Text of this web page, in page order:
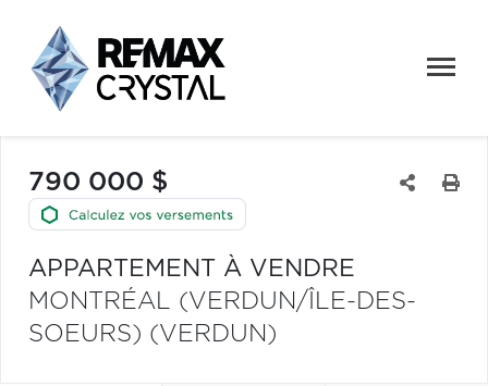
790 000 $
APPARTEMENT À VENDRE
MONTRÉAL (VERDUN/ÎLE-DES-
SOEURS) (VERDUN)